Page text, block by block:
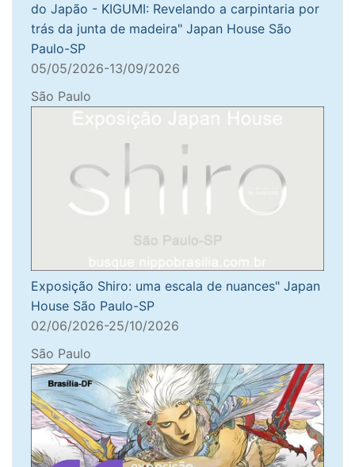
do Japão - KIGUMI: Revelando a carpintaria por
trás da junta de madeira" Japan House São
Paulo-SP
05/05/2026-13/09/2026
São Paulo
Exposição Shiro: uma escala de nuances" Japan
House São Paulo-SP
02/06/2026-25/10/2026
São Paulo